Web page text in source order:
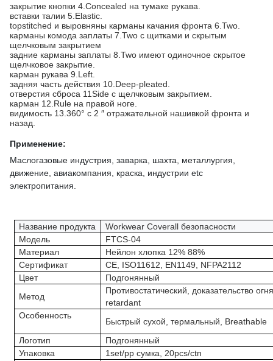
закрытие кнопки 4.Concealed на тумаке рукава.
вставки талии 5.Elastic.
topstitched и выровняны карманы качания фронта 6.Two.
карманы комода заплаты 7.Two с щитками и скрытым
щелчковым закрытием
задние карманы заплаты 8.Two имеют одиночное скрытое
щелчковое закрытие.
карман рукава 9.Left.
задняя часть действия 10.Deep-pleated.
отверстия сброса 11Side с щелчковым закрытием.
карман 12.Rule на правой ноге.
видимость 13.360° с 2 ″ отражательной нашивкой фронта и
назад.
Применение:
Маслогазовые индустрия, заварка, шахта, металлургия,
движение, авиакомпания, краска, индустрии etc
электропитания.
Название продукта
Workwear Coverall безопасности
Модель
FTCS-04
Материал
Нейлон хлопка 12% 88%
Сертификат
CE, ISO11612, EN1149, NFPA2112
Цвет
Подгонянный
Метод
Противостатический, доказательство
retardant
Особенность
Быстрый сухой, термальный, Breathable
Логотип
Подгонянный
Упаковка
1set/pp сумка, 20pcs/ctn